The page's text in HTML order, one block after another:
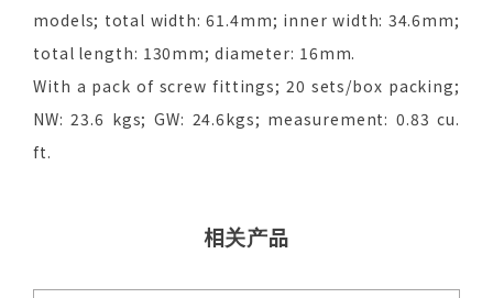
models; total width: 61.4mm; inner width: 34.6mm;
total length: 130mm; diameter: 16mm.
With a pack of screw fittings; 20 sets/box packing;
NW: 23.6 kgs; GW: 24.6kgs; measurement: 0.83 cu.
ft.
相关产品